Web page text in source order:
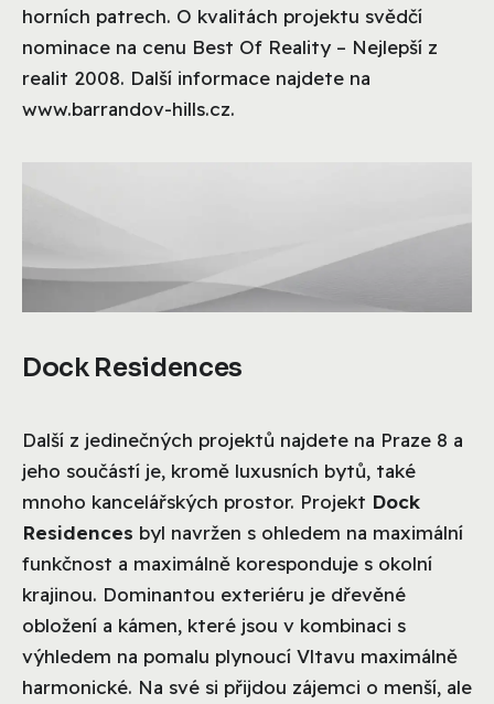
horních patrech. O kvalitách projektu svědčí
nominace na cenu Best Of Reality – Nejlepší z
realit 2008. Další informace najdete na
www.barrandov-hills.cz.
Dock Residences
Další z jedinečných projektů najdete na Praze 8 a
jeho součástí je, kromě luxusních bytů, také
mnoho kancelářských prostor. Projekt Dock
Residences byl navržen s ohledem na maximální
funkčnost a maximálně koresponduje s okolní
krajinou. Dominantou exteriéru je dřevěné
obložení a kámen, které jsou v kombinaci s
výhledem na pomalu plynoucí Vltavu maximálně
harmonické. Na své si přijdou zájemci o menší, ale